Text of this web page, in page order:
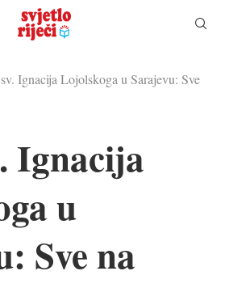
Ignacija Lojolskoga u Sarajevu: Sve
Ignacija
u
Sve na